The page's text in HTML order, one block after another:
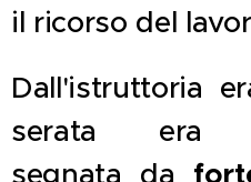
il ricorso del
Dall'istruttoria
serata era
segnata da